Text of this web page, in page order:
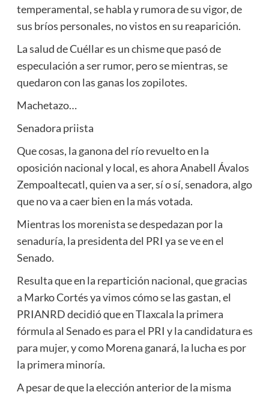
temperamental, se habla y rumora de su vigor, de
sus bríos personales, no vistos en su reaparición.
La salud de Cuéllar es un chisme que pasó de
especulación a ser rumor, pero se mientras, se
quedaron con las ganas los zopilotes.
Machetazo…
Senadora priista
Que cosas, la ganona del río revuelto en la
oposición nacional y local, es ahora Anabell Ávalos
Zempoaltecatl, quien va a ser, sí o sí, senadora, algo
que no va a caer bien en la más votada.
Mientras los morenista se despedazan por la
senaduría, la presidenta del PRI ya se ve en el
Senado.
Resulta que en la repartición nacional, que gracias
a Marko Cortés ya vimos cómo se las gastan, el
PRIANRD decidió que en Tlaxcala la primera
fórmula al Senado es para el PRI y la candidatura es
para mujer, y como Morena ganará, la lucha es por
la primera minoría.
A pesar de que la elección anterior de la misma